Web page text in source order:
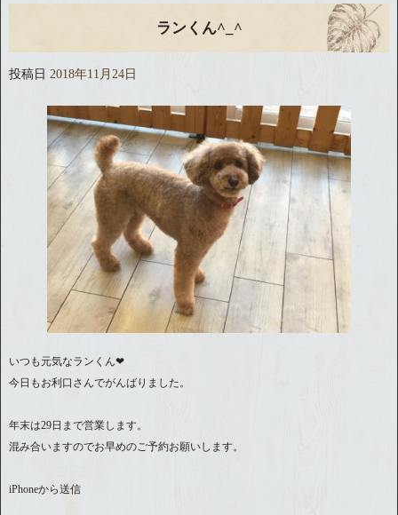
ランくん^_^
投稿日 2018年11月24日
いつも元気なランくん❤︎
今日もお利口さんでがんばりました。
年末は29日まで営業します。
混み合いますのでお早めのご予約お願いします。
iPhoneから送信